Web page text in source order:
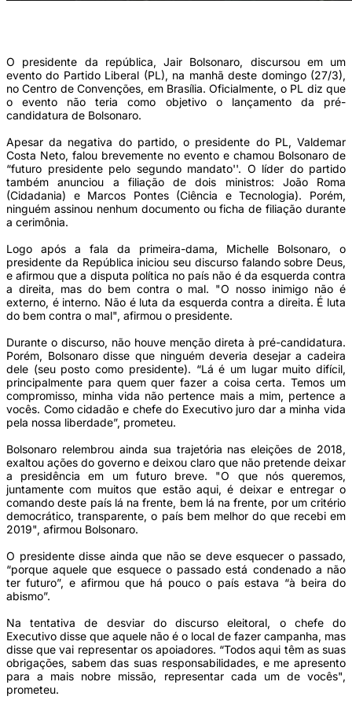
O presidente da república, Jair Bolsonaro, discursou em um
evento do Partido Liberal (PL), na manhã deste domingo (27/3),
no Centro de Convenções, em Brasília. Oficialmente, o PL diz que
o evento não teria como objetivo o lançamento da pré-
candidatura de Bolsonaro.
Apesar da negativa do partido, o presidente do PL, Valdemar
Costa Neto, falou brevemente no evento e chamou Bolsonaro de
“futuro presidente pelo segundo mandato''. O líder do partido
também anunciou a filiação de dois ministros: João Roma
(Cidadania) e Marcos Pontes (Ciência e Tecnologia). Porém,
ninguém assinou nenhum documento ou ficha de filiação durante
a cerimônia.
Logo após a fala da primeira-dama, Michelle Bolsonaro, o
presidente da República iniciou seu discurso falando sobre Deus,
e afirmou que a disputa política no país não é da esquerda contra
a direita, mas do bem contra o mal. "O nosso inimigo não é
externo, é interno. Não é luta da esquerda contra a direita. É luta
do bem contra o mal", afirmou o presidente.
Durante o discurso, não houve menção direta à pré-candidatura.
Porém, Bolsonaro disse que ninguém deveria desejar a cadeira
dele (seu posto como presidente). “Lá é um lugar muito difícil,
principalmente para quem quer fazer a coisa certa. Temos um
compromisso, minha vida não pertence mais a mim, pertence a
vocês. Como cidadão e chefe do Executivo juro dar a minha vida
pela nossa liberdade”, prometeu.
Bolsonaro relembrou ainda sua trajetória nas eleições de 2018,
exaltou ações do governo e deixou claro que não pretende deixar
a presidência em um futuro breve. "O que nós queremos,
juntamente com muitos que estão aqui, é deixar e entregar o
comando deste país lá na frente, bem lá na frente, por um critério
democrático, transparente, o país bem melhor do que recebi em
2019", afirmou Bolsonaro.
O presidente disse ainda que não se deve esquecer o passado,
“porque aquele que esquece o passado está condenado a não
ter futuro”, e afirmou que há pouco o país estava “à beira do
abismo”.
Na tentativa de desviar do discurso eleitoral, o chefe do
Executivo disse que aquele não é o local de fazer campanha, mas
disse que vai representar os apoiadores. “Todos aqui têm as suas
obrigações, sabem das suas responsabilidades, e me apresento
para a mais nobre missão, representar cada um de vocês",
prometeu.